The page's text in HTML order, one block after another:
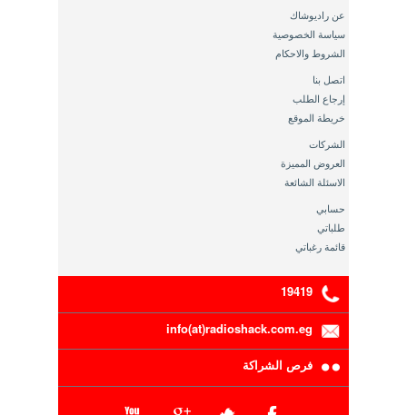
عن راديوشاك
سياسة الخصوصية
الشروط والاحكام
اتصل بنا
إرجاع الطلب
خريطة الموقع
الشركات
العروض المميزة
الاسئلة الشائعة
حسابي
طلباتي
قائمة رغباتي
19419
info(at)radioshack.com.eg
فرص الشراكة